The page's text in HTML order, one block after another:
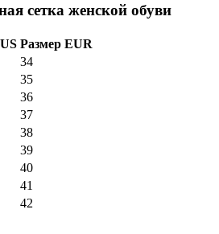
сетка женской обуви
Размер EUR
34
35
36
37
38
39
40
41
42